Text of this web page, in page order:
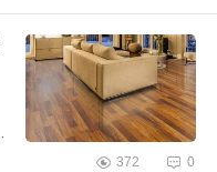
372 0